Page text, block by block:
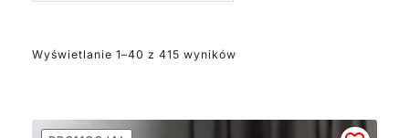
się w kuchni, nad stołem
stylu industrialnym,
Wyświetlanie 1–40 z 415 wyników